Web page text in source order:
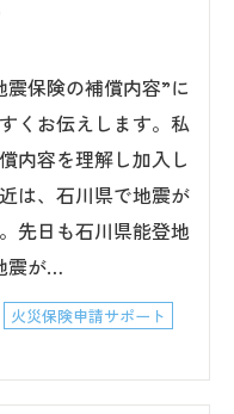
保険の補償内容”に
くお伝えします。私
内容を理解し加入し
は、石川県で地震が
先日も石川県能登地
震が…
火災保険申請サポート